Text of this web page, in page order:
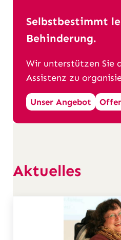
Selbstbestimmt
Behinderung.
Wir unterstützen Sie
Assistenz zu
Unser Angebot
Aktuelles